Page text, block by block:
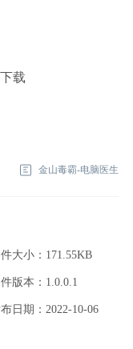
载
下
金山毒霸-电脑医生
大小：171.55KB
版本：1.0.0.1
日期：2022-10-06